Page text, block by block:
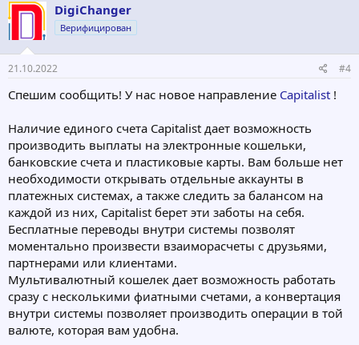
DigiChanger
Верифицирован
21.10.2022 #4
Спешим сообщить! У нас новое направление Capitalist !
Наличие единого счета Capitalist дает возможность
производить выплаты на электронные кошельки,
банковские счета и пластиковые карты. Вам больше нет
необходимости открывать отдельные аккаунты в
платежных системах, а также следить за балансом на
каждой из них, Capitalist берет эти заботы на себя.
Бесплатные переводы внутри системы позволят
моментально произвести взаиморасчеты с друзьями,
партнерами или клиентами.
Мультивалютный кошелек дает возможность работать
сразу с несколькими фиатными счетами, а конвертация
внутри системы позволяет производить операции в той
валюте, которая вам удобна.